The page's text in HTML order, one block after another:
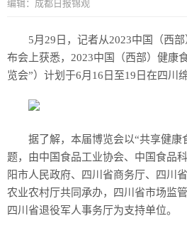
汽车
体育
财经
旅游
育儿
历史
美食
编辑：成都日报锦观
5月29日，记者从2023中国（西
布会上获悉，2023中国（西部）健康
览会”）计划于6月16日至19日在四川
据了解，本届博览会以“共享健康
题，由中国食品工业协会、中国食品
阳市人民政府、四川省商务厅、四川
农业农村厅共同承办，四川省市场监
四川省退役军人事务厅为支持单位。